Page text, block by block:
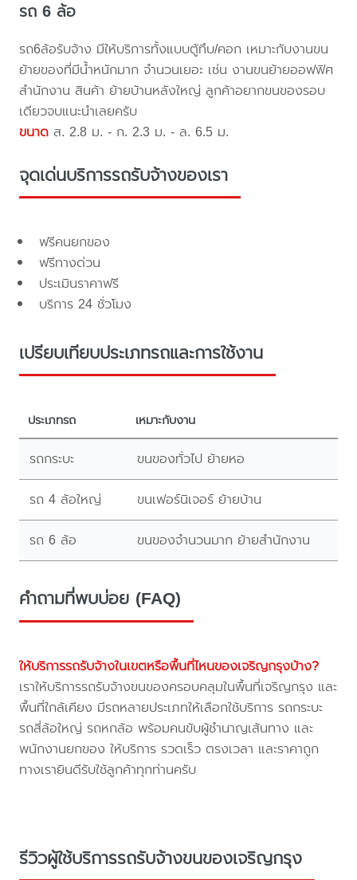
รถ 6 ล้อ
รถ6ล้อรับจ้าง มีให้บริการทั้งแบบตู้ทึบ/คอก เหมาะกับงานขน
ย้ายของที่มีน้ำหนักมาก จำนวนเยอะ เช่น งานขนย้ายออฟฟิศ
สำนักงาน สินค้า ย้ายบ้านหลังใหญ่ ลูกค้าอยากขนของรอบ
เดียวจบแนะนำเลยครับ
ขนาด ส. 2.8 ม. - ก. 2.3 ม. - ล. 6.5 ม.
จุดเด่นบริการรถรับจ้างของเรา
ฟรีคนยกของ
ฟรีทางด่วน
ประเมินราคาฟรี
บริการ 24 ชั่วโมง
เปรียบเทียบประเภทรถและการใช้งาน
ประเภทรถ เหมาะกับงาน
รถกระบะ ขนของทั่วไป ย้ายหอ
รถ 4 ล้อใหญ่ ขนเฟอร์นิเจอร์ ย้ายบ้าน
รถ 6 ล้อ ขนของจำนวนมาก ย้ายสำนักงาน
คำถามที่พบบ่อย (FAQ)
ให้บริการรถรับจ้างในเขตหรือพื้นที่ไหนของเจริญกรุงบ้าง?
เราให้บริการรถรับจ้างขนของครอบคลุมในพื้นที่เจริญกรุง และ
พื้นที่ใกล้เคียง มีรถหลายประเภทให้เลือกใช้บริการ รถกระบะ
รถสี่ล้อใหญ่ รถหกล้อ พร้อมคนขับผู้ชำนาญเส้นทาง และ
พนักงานยกของ ให้บริการ รวดเร็ว ตรงเวลา และราคาถูก
ทางเรายินดีรับใช้ลูกค้าทุกท่านครับ
รีวิวผู้ใช้บริการรถรับจ้างขนของเจริญกรุง